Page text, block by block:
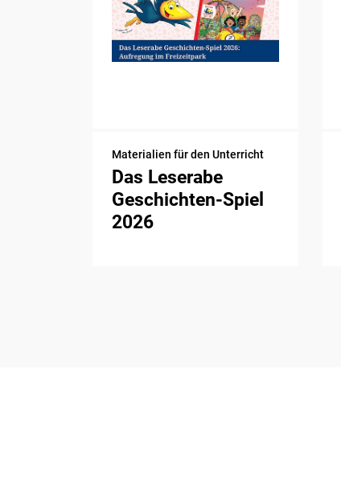
Materialien für den Unterricht
Das Leserabe
Geschichten-Spiel
2026